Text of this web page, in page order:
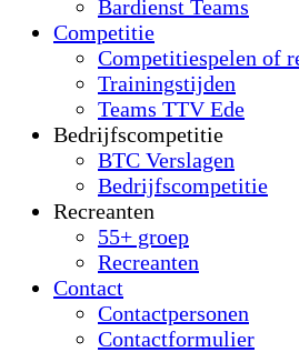
Bardienst Teams
Competitie
Competitiespelen of
Trainingstijden
Teams TTV Ede
Bedrijfscompetitie
BTC Verslagen
Bedrijfscompetitie
Recreanten
55+ groep
Recreanten
Contact
Contactpersonen
Contactformulier